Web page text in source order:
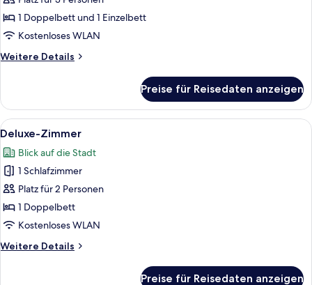
Balkon
anzeigen
1 Doppelbett und 1 Einzelbett
Kostenloses WLAN
Weitere Details
Weitere
Dreibettzimmer,
Balkon
Preise für Reisedaten anzeigen
Alle
Fotos
für
Deluxe-
Zimmer
anzeigen
Ein Hotelzimmer mit Bett, einem
10
Deluxe-Zimmer
Blick auf die Stadt
1 Schlafzimmer
Platz für 2 Personen
1 Doppelbett
Kostenloses WLAN
Weitere Details
Weitere
Preise für Reisedaten anzeigen